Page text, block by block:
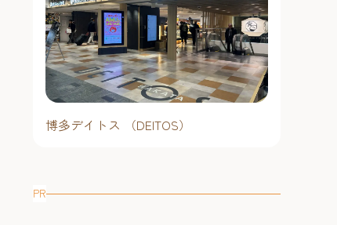
本格的な能楽堂で、普段は能や狂言
が上演される日本の伝統建築で...
エリア
#音楽 #ナイトタイム
多盆仁和加大
ます！博多盆
見に来てつか
が「早良市民
なっています
『博多盆仁和加
わ...
2026年8月
時30分／開
予約不要
博多デイトス （DEITOS）
PR